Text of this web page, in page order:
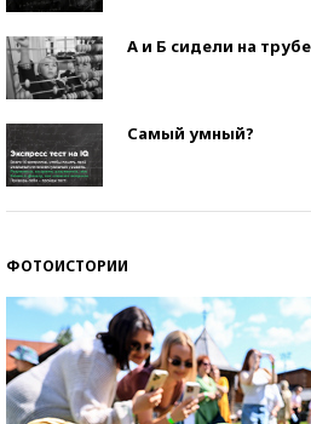
А и Б сидели на трубе
Самый умный?
ФОТОИСТОРИИ